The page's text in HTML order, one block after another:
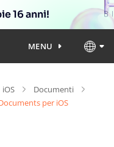
16 anni!
MENU
iOS
Documenti
per iOS